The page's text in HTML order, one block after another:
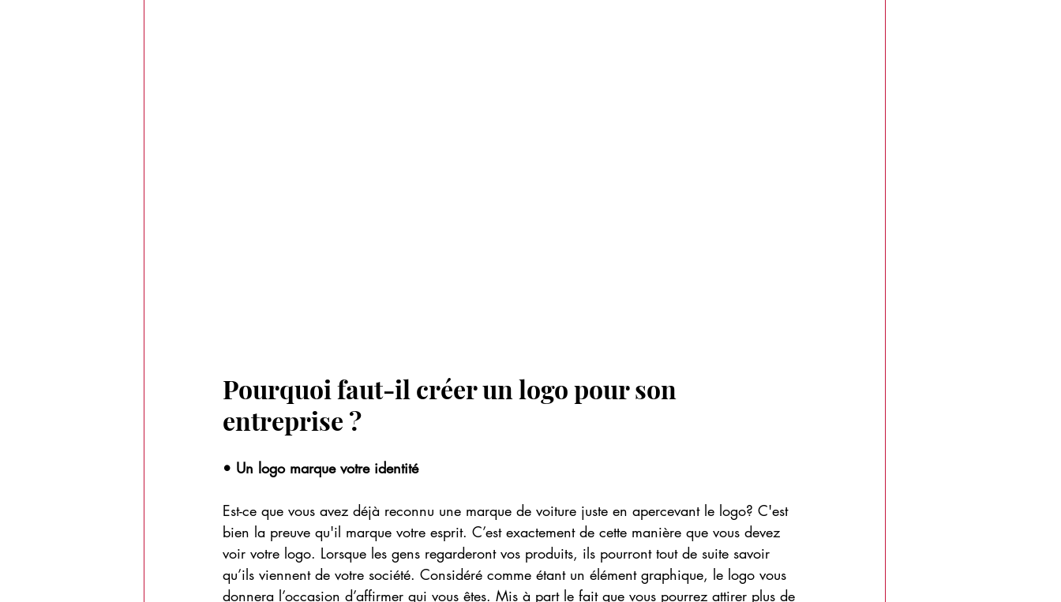
Pourquoi faut-il créer un logo pour son
entreprise ?
• Un logo marque votre identité
Est-ce que vous avez déjà reconnu une marque de voiture juste en apercevant le logo? C'est
bien la preuve qu'il marque votre esprit. C’est exactement de cette manière que vous devez
voir votre logo. Lorsque les gens regarderont vos produits, ils pourront tout de suite savoir
qu’ils viennent de votre société. Considéré comme étant un élément graphique, le logo vous
donnera l’occasion d’affirmer qui vous êtes. Mis à part le fait que vous pourrez attirer plus de